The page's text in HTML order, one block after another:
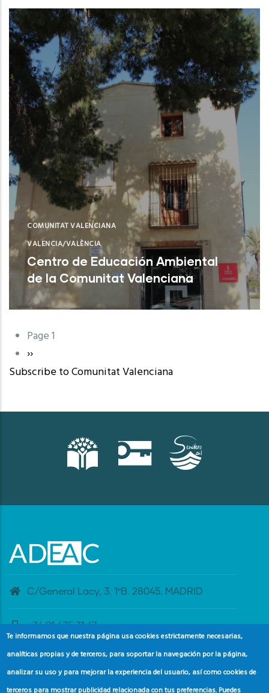
COMUNITAT VALENCIANA
VALENCIA/VALÈNCIA
Centro de Educación Ambiental
de la Comunitat Valenciana
Sagunt (Valencia)
Pagination
Page 1
Next
page
››
Subscribe to Comunitat Valenciana
C/General Lacy, 3. 1ºB. 28045. MADRID
+34 91 435 31 47
banderaazul@adeac.es
Te informamos que nuestra página usa cookies estrictamente necesarias,
analíticas propias y de terceros, para soportar la navegación por la página,
analizar su uso y para mejorar la experiencia del usuario, así como cookies de
terceros para mostrar publicidad relacionada con tus preferencias. Puedes